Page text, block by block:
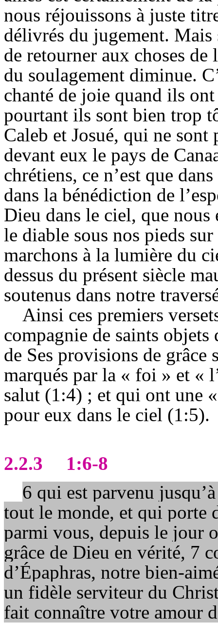
nous réjouissons à juste
délivrés du jugement. Mais
de retourner aux choses
du soulagement diminue.
chanté de joie quand ils
pourtant ils sont bien trop
Caleb et Josué, qui ne sont
devant eux le pays de
chrétiens, ce n’est que
dans la bénédiction de
Dieu dans le ciel, que nous
le diable sous nos pieds
marchons à la lumière du
dessus du présent siècle
soutenus dans notre
Ainsi ces premiers
compagnie de saints objets
de Ses provisions de
marqués par la « foi » et «
salut (1:4) ; et qui ont une
pour eux dans le ciel (1:5).
2.2.3
1:6-8
6 qui est parvenu
tout le monde, et qui porte
parmi vous, depuis le jour
grâce de Dieu en vérité, 7
d’Épaphras, notre bien-
un fidèle serviteur du
fait connaître votre amour